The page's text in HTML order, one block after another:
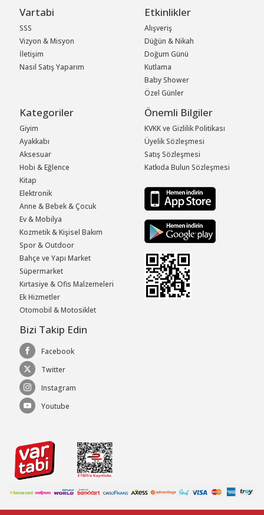
Vartabi
SSS
Vizyon & Misyon
İletişim
Nasıl Satış Yaparım
Etkinlikler
Alışveriş
Düğün & Nikah
Doğum Günü
Kutlama
Baby Shower
Özel Günler
Kategoriler
Giyim
Ayakkabı
Aksesuar
Hobi & Eğlence
Kitap
Elektronik
Anne & Bebek & Çocuk
Ev & Mobilya
Kozmetik & Kişisel Bakım
Spor & Outdoor
Bahçe ve Yapı Market
Süpermarket
Kırtasiye & Ofis Malzemeleri
Ek Hizmetler
Otomobil & Motosiklet
Önemli Bilgiler
KVKK ve Gizlilik Politikası
Üyelik Sözleşmesi
Satış Sözleşmesi
Katkıda Bulun Sözleşmesi
Bizi Takip Edin
Facebook
Twitter
Instagram
Youtube